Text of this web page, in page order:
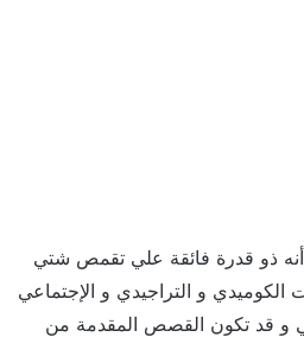
أنه ذو قدرة فائقة علي تقمص شتي
الكوميدي و التراجيدي و الإجتماعي
و قد تكون القصص المقدمة من